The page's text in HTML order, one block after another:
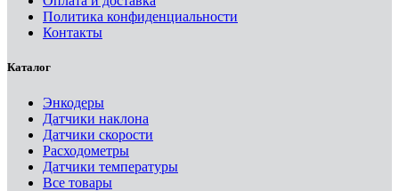
Политика конфиденциальности
Контакты
Каталог
Энкодеры
Датчики наклона
Датчики скорости
Расходометры
Датчики температуры
Все товары